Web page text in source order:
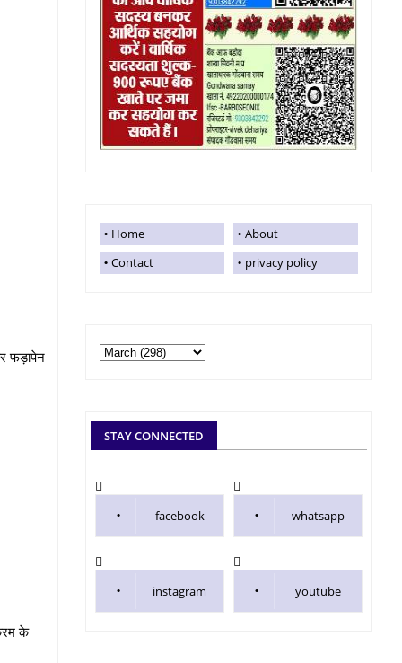
फड़ापेन
के
Home
About
Contact
privacy policy
STAY CONNECTED
facebook whatsapp
instagram youtube